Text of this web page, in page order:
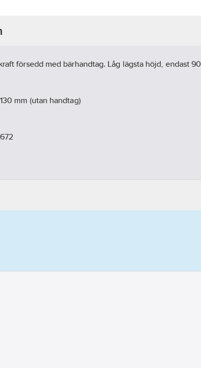
försedd med bärhandtag. Låg lägsta höjd, endast 90
mm (utan handtag)